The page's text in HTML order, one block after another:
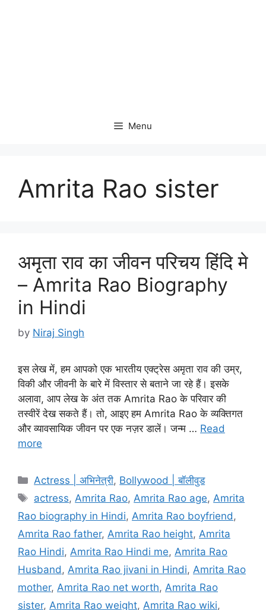
Menu
Amrita Rao sister
अमृता राव का जीवन परिचय हिंदि मे
– Amrita Rao Biography
in Hindi
by Niraj Singh
इस लेख में, हम आपको एक भारतीय एक्ट्रेस अमृता राव की उम्र,
विकी और जीवनी के बारे में विस्तार से बताने जा रहे हैं। इसके
अलावा, आप लेख के अंत तक Amrita Rao के परिवार की
तस्वीरें देख सकते हैं। तो, आइए हम Amrita Rao के व्यक्तिगत
और व्यावसायिक जीवन पर एक नज़र डालें। जन्म … Read
more
Categories
Actress | अभिनेत्री, Bollywood | बॉलीवुड
Tags
actress,Amrita Rao,Amrita Rao age,Amrita
Rao biography in Hindi, Amrita Rao boyfriend,
Amrita Rao father, Amrita Rao height, Amrita
Rao Hindi, Amrita Rao Hindi me, Amrita Rao
Husband, Amrita Rao jivani in Hindi, Amrita Rao
mother, Amrita Rao net worth, Amrita Rao
sister, Amrita Rao weight, Amrita Rao wiki,